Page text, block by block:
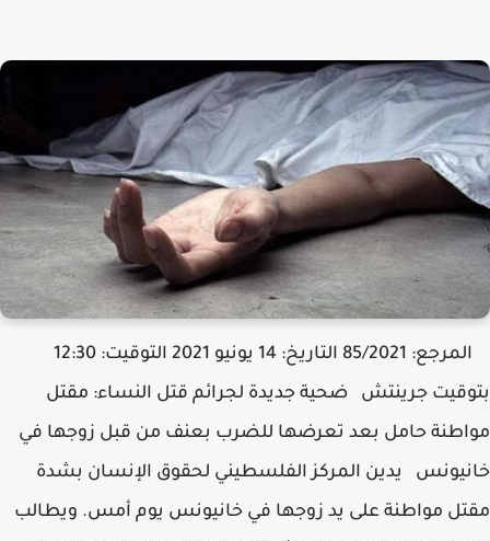
المرجع: 85/2021 التاريخ: 14 يونيو 2021 التوقيت: 12:30
بتوقيت جرينتش ضحية جديدة لجرائم قتل النساء: مقتل
مواطنة حامل بعد تعرضها للضرب بعنف من قبل زوجها في
خانيونس يدين المركز الفلسطيني لحقوق الإنسان بشدة
مقتل مواطنة على يد زوجها في خانيونس يوم أمس. ويطالب